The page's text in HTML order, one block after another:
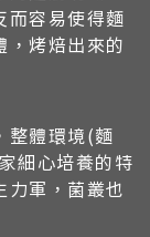
而容易使得麵
，烤焙出來的
整體環境(麵
細心培養的特
力軍，菌叢也